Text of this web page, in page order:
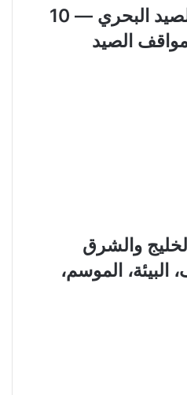
موسوعة تقنيات الصيد البحري — 10
الصيد
والشرق
الموسم،